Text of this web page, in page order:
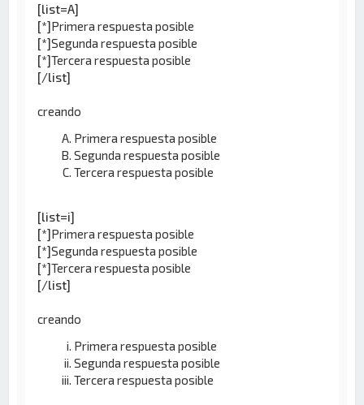
[list=A]
[*]Primera respuesta posible
[*]Segunda respuesta posible
[*]Tercera respuesta posible
[/list]
creando
Primera respuesta posible
Segunda respuesta posible
Tercera respuesta posible
[list=i]
[*]Primera respuesta posible
[*]Segunda respuesta posible
[*]Tercera respuesta posible
[/list]
creando
Primera respuesta posible
Segunda respuesta posible
Tercera respuesta posible